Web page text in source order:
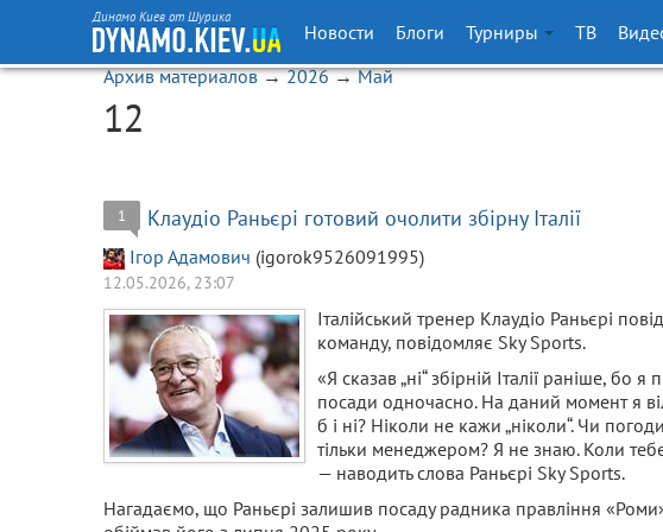
Динамо Киев от Шурика
Новости Блоги Турниры ТВ
Архив материалов→2026→Май
12
1 Клаудіо Раньєрі готовий очолити збірну Італії
Ігор Адамович (igorok9526091995)
12.05.2026, 23:07
Італійський тренер Клаудіо Раньєрі
команду, повідомляє Sky Sports.
«Я сказав „ні“ збірній Італії раніше, бо
посади одночасно. На даний момент я
б і ні? Ніколи не кажи „ніколи“. Чи
тільки менеджером? Я не знаю. Коли
— наводить слова Раньєрі Sky Sports.
Нагадаємо, що Раньєрі залишив посаду радника правління